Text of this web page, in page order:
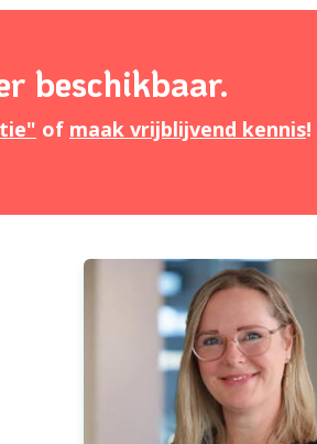
beschikbaar.
of maak vrijblijvend kennis!